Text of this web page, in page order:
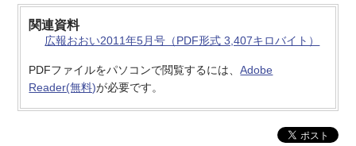
関連資料
広報おおい2011年5月号（PDF形式 3,407キロバイト）
PDFファイルをパソコンで閲覧するには、Adobe
Reader(無料)が必要です。